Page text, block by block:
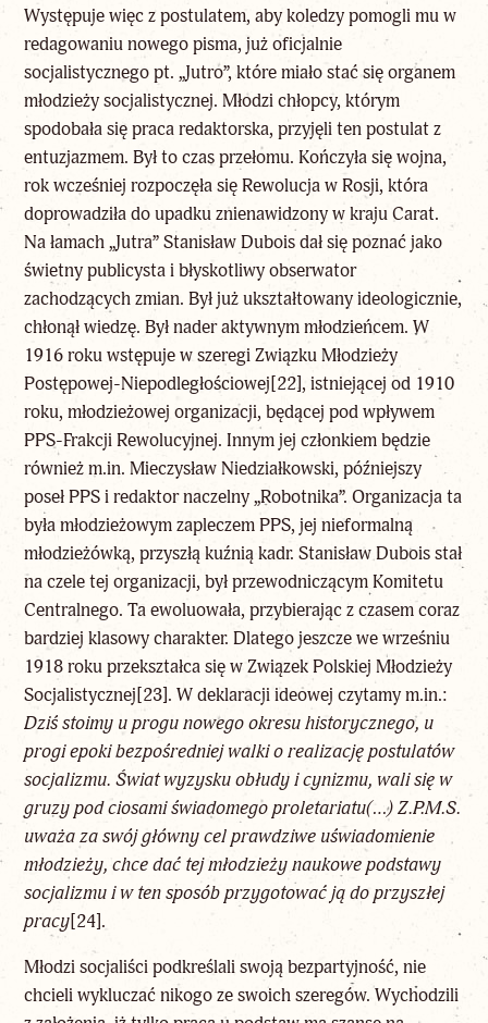
Występuje więc z postulatem, aby koledzy pomogli mu w
redagowaniu nowego pisma, już oficjalnie
socjalistycznego pt. „Jutro”, które miało stać się organem
młodzieży socjalistycznej. Młodzi chłopcy, którym
spodobała się praca redaktorska, przyjęli ten postulat z
entuzjazmem. Był to czas przełomu. Kończyła się wojna,
rok wcześniej rozpoczęła się Rewolucja w Rosji, która
doprowadziła do upadku znienawidzony w kraju Carat.
Na łamach „Jutra” Stanisław Dubois dał się poznać jako
świetny publicysta i błyskotliwy obserwator
zachodzących zmian. Był już ukształtowany ideologicznie,
chłonął wiedzę. Był nader aktywnym młodzieńcem. W
1916 roku wstępuje w szeregi Związku Młodzieży
Postępowej-Niepodległościowej[22], istniejącej od 1910
roku, młodzieżowej organizacji, będącej pod wpływem
PPS-Frakcji Rewolucyjnej. Innym jej członkiem będzie
również m.in. Mieczysław Niedziałkowski, późniejszy
poseł PPS i redaktor naczelny „Robotnika”. Organizacja ta
była młodzieżowym zapleczem PPS, jej nieformalną
młodzieżówką, przyszłą kuźnią kadr. Stanisław Dubois stał
na czele tej organizacji, był przewodniczącym Komitetu
Centralnego. Ta ewoluowała, przybierając z czasem coraz
bardziej klasowy charakter. Dlatego jeszcze we wrześniu
1918 roku przekształca się w Związek Polskiej Młodzieży
Socjalistycznej[23]. W deklaracji ideowej czytamy m.in.:
Dziś stoimy u progu nowego okresu historycznego, u
progi epoki bezpośredniej walki o realizację postulatów
socjalizmu. Świat wyzysku obłudy i cynizmu, wali się w
gruzy pod ciosami świadomego proletariatu(…) Z.P.M.S.
uważa za swój główny cel prawdziwe uświadomienie
młodzieży, chce dać tej młodzieży naukowe podstawy
socjalizmu i w ten sposób przygotować ją do przyszłej
pracy[24].
Młodzi socjaliści podkreślali swoją bezpartyjność, nie
chcieli wykluczać nikogo ze swoich szeregów. Wychodzili